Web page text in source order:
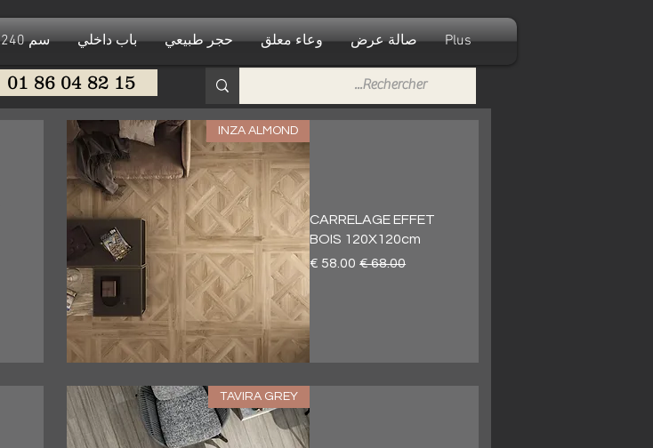
البلاط 120X240 سم باب داخلي حجر طبيعي وعاء معلق صالة عرض Plus
01 86 04 82 15
العرض السريع
INZA ALMOND
CARRELAGE EFFET
BOIS 120X120cm
سعر عاديسعر البيع
TAVIRA GREY